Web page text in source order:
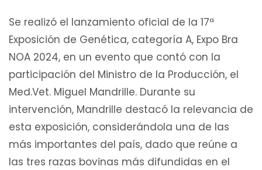
Se realizó el lanzamiento oficial de la 17ª
Exposición de Genética, categoría A, Expo Bra
NOA 2024, en un evento que contó con la
participación del Ministro de la Producción, el
Med.Vet. Miguel Mandrille. Durante su
intervención, Mandrille destacó la relevancia de
esta exposición, considerándola una de las
más importantes del país, dado que reúne a
las tres razas bovinas más difundidas en el